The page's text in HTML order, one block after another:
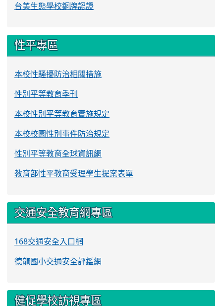
台美生態學校銅牌認證
性平專區
本校性騷擾防治相關措施
性別平等教育季刊
本校性別平等教育實施規定
本校校園性別事件防治規定
性別平等教育全球資訊網
教育部性平教育受理學生提案表單
交通安全教育網專區
168交通安全入口網
德龍國小交通安全評鑑網
健促學校訪視專區